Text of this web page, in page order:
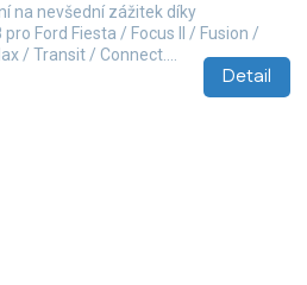
Detail
na nevšední zážitek díky
Ford Fiesta / Focus II / Fusion /
/ Transit / Connect....